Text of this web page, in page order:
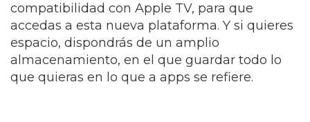
compatibilidad con Apple TV, para que
accedas a esta nueva plataforma. Y si quieres
espacio, dispondrás de un amplio
almacenamiento, en el que guardar todo lo
que quieras en lo que a apps se refiere.